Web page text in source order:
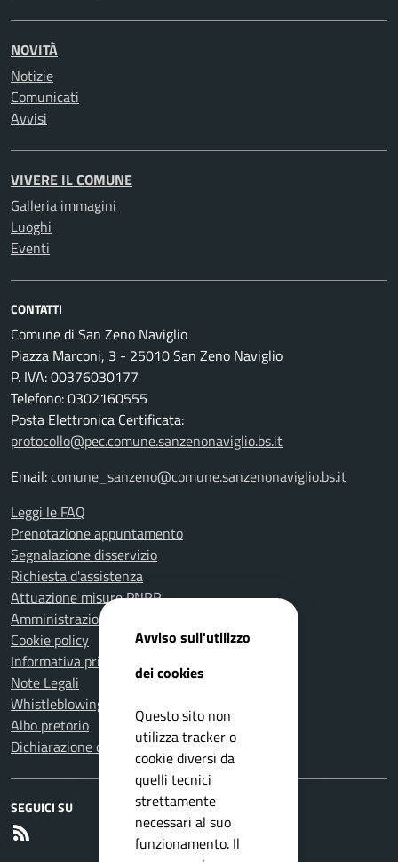
NOVITÀ
Notizie
Comunicati
Avvisi
VIVERE IL COMUNE
Galleria immagini
Luoghi
Eventi
CONTATTI
Comune di San Zeno Naviglio
Piazza Marconi, 3 - 25010 San Zeno Naviglio
P. IVA: 00376030177
Telefono: 0302160555
Posta Elettronica Certificata:
protocollo@pec.comune.sanzenonaviglio.bs.it
Email:comune_sanzeno@comune.sanzenonaviglio.bs.it
Leggi le FAQ
Prenotazione appuntamento
Segnalazione disservizio
Richiesta d'assistenza
Attuazione misure PNRR
Amministrazione trasparente
Cookie policy
Informativa privacy
Note Legali
Whistleblowing
Albo pretorio
Dichiarazione di accessibilità
SEGUICI SU
Avviso sull'utilizzo
dei cookies
Questo sito non
utilizza tracker o
cookie diversi da
quelli tecnici
strettamente
necessari al suo
funzionamento. Il